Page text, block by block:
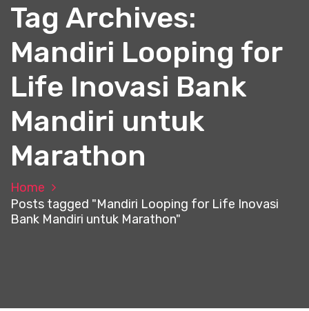
Tag Archives:
Mandiri Looping for
Life Inovasi Bank
Mandiri untuk
Marathon
Home
Posts tagged "Mandiri Looping for Life Inovasi
Bank Mandiri untuk Marathon"